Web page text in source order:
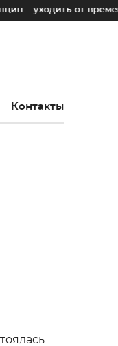
от временных
Контакты